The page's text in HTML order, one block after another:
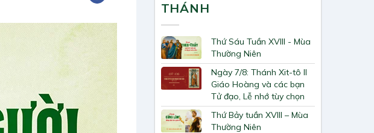
THÁNH
Thứ Sáu Tuần XVIII - Mùa
Thường Niên
Ngày 7/8: Thánh Xit-tô II
Giáo Hoàng và các bạn
Tử đạo, Lễ nhớ tùy chọn
Thứ Bảy tuần XVIII – Mùa
Thường Niên